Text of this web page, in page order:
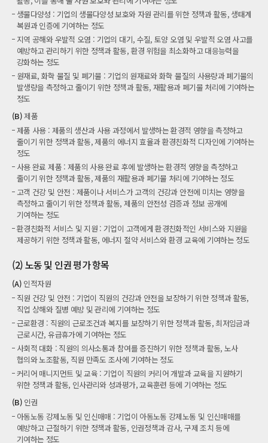
생물다양성 : 기업의 생물다양성 보호와 자원 관리를 위한 정책과 활동, 생태계
복원과 인증에 기여하는 정도
지역 공해와 우발적 오염 : 기업의 대기, 수질, 토양 오염 및 우발적 오염 사고를
예방하고 관리하기 위한 정책과 활동, 환경 위험을 최소화하고 대응능력을
강화하는 정도
원재료, 화학 물질 및 폐기물 : 기업의 원재료와 화학 물질의 사용량과 폐기물의
발생량을 측정하고 줄이기 위한 정책과 활동, 재활용과 폐기물 처리에 기여하는
정도
(B)제품
제품 사용 : 제품의 생산과 사용 과정에서 발생하는 환경적 영향을 측정하고
줄이기 위한 정책과 활동, 제품의 에너지 효율과 환경친화적 디자인에 기여하는
정도
사용 완료 제품 : 제품의 사용 완료 후에 발생하는 환경적 영향을 측정하고
줄이기 위한 정책과 활동, 제품의 재활용과 폐기물 처리에 기여하는 정도
고객 건강 및 안전 : 제품이나 서비스가 고객의 건강과 안전에 미치는 영향을
측정하고 줄이기 위한 정책과 활동, 제품의 안전성 검증과 정보 공개에
기여하는 정도
환경친화적 서비스 및 지원 : 기업이 고객에게 환경친화적인 서비스와 지원을
제공하기 위한 정책과 활동, 에너지 절약 서비스와 환경 교육에 기여하는 정도
(2) 노동 및 인권 평가 항목
(A) 인적자원
직원 건강 및 안전 : 기업이 직원의 건강과 안전을 보장하기 위한 정책과 활동,
직업 상해와 질병 예방 및 관리에 기여하는 정도
근로환경 : 직원의 근로조건과 복지를 보장하기 위한 정책과 활동, 최저임금과
근로시간, 유급휴가에 기여하는 정도
사회적 대화 : 직원의 의사소통과 참여를 증진하기 위한 정책과 활동, 노사
협의와 노조활동, 직원 만족도 조사에 기여하는 정도
커리어 매니지먼트 및 교육 : 기업이 직원의 커리어 개발과 교육을 지원하기
위한 정책과 활동, 인사관리와 성과평가, 교육훈련 등에 기여하는 정도
(B) 인권
아동노동 강제노동 및 인신매매 : 기업이 아동노동 강제노동 및 인신매매를
예방하고 근절하기 위한 정책과 활동, 인권정책과 감사, 구제 조치 등에
기여하는 정도